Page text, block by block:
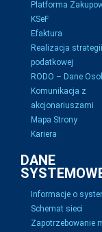
Platforma
KSeF
Efaktura
Realizacja strategii
podatkowej
RODO – Dane
Komunikacja z
akcjonariuszami
Mapa Strony
Kariera
DANE
Informacje o
Schemat sieci
Zapotrzebowanie